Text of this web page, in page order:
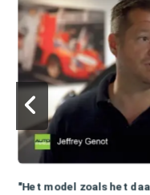
"Het model zoals het